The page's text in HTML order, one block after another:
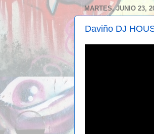
MARTES, JUNIO 23,
Daviño DJ